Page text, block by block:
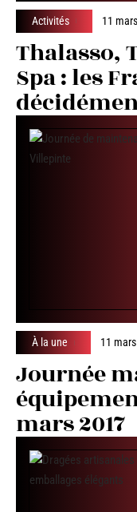
Activités 11
Thalasso,
Spa : les
À la une 11
Journée
mars 2017